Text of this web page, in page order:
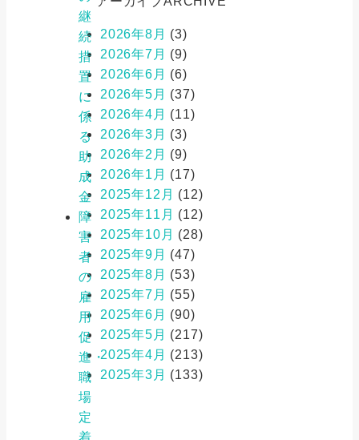
継
続
措
置
に
係
る
助
成
金
障
害
者
の
雇
用
促
進・
職
場
定
着
2026年8月 (3)
2026年7月 (9)
2026年6月 (6)
2026年5月 (37)
2026年4月 (11)
2026年3月 (3)
2026年2月 (9)
2026年1月 (17)
2025年12月 (12)
2025年11月 (12)
2025年10月 (28)
2025年9月 (47)
2025年8月 (53)
2025年7月 (55)
2025年6月 (90)
2025年5月 (217)
2025年4月 (213)
2025年3月 (133)